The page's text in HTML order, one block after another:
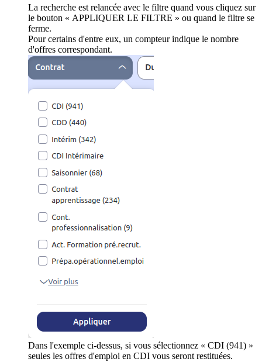
La recherche est relancée avec le filtre quand vous cliquez sur
le bouton « APPLIQUER LE FILTRE » ou quand le filtre se
ferme.
Pour certains d'entre eux, un compteur indique le nombre
d'offres correspondant.
Dans l'exemple ci-dessus, si vous sélectionnez « CDI (941) »
seules les offres d'emploi en CDI vous seront restituées.